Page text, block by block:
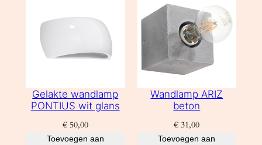
Gelakte wandlamp
PONTIUS wit glans
€50,00
Toevoegen aan
Wandlamp ARIZ
beton
€ 31,00
Toevoegen aan